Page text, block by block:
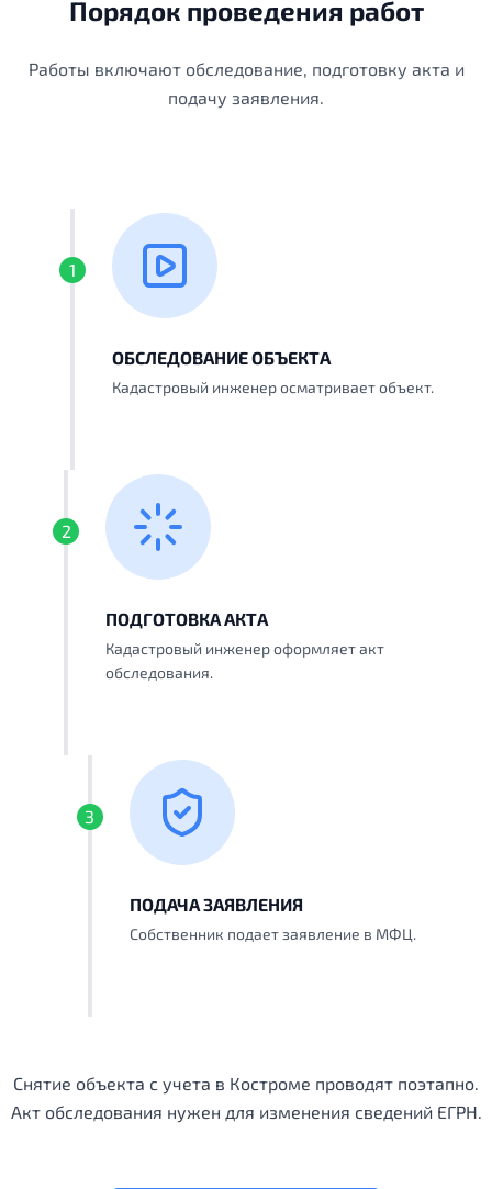
Порядок проведения работ
Работы включают обследование, подготовку акта и
подачу заявления.
1
ОБСЛЕДОВАНИЕ ОБЪЕКТА
Кадастровый инженер осматривает объект.
2
ПОДГОТОВКА АКТА
Кадастровый инженер оформляет акт
обследования.
3
ПОДАЧА ЗАЯВЛЕНИЯ
Собственник подает заявление в МФЦ.
Снятие объекта с учета в Костроме проводят поэтапно.
Акт обследования нужен для изменения сведений ЕГРН.